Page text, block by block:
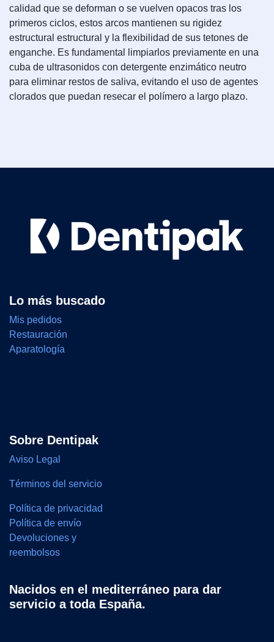
calidad que se deforman o se vuelven opacos tras los
primeros ciclos, estos arcos mantienen su rigidez
estructural estructural y la flexibilidad de sus tetones de
enganche. Es fundamental limpiarlos previamente en una
cuba de ultrasonidos con detergente enzimático neutro
para eliminar restos de saliva, evitando el uso de agentes
clorados que puedan resecar el polímero a largo plazo.
Lo más buscado
Mis pedidos
Restauración
Aparatología
Sobre Dentipak
Aviso Legal
Términos del servicio
Política de privacidad
Política de envío
Devoluciones y
reembolsos
Nacidos en el mediterráneo para dar
servicio a toda España.